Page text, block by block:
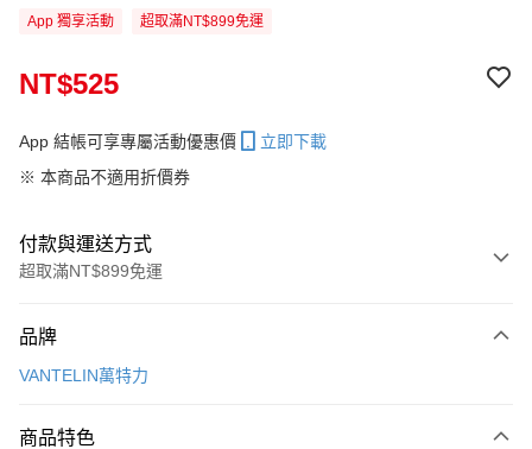
App 獨享活動 超取滿NT$899免運
NT$525
App 結帳可享專屬活動優惠價
立即下載
※ 本商品不適用折價券
付款與運送方式
超取滿NT$899免運
信用卡一次付款
3 期 0 利率 每期
品牌
VANTELIN萬特力
商品特色